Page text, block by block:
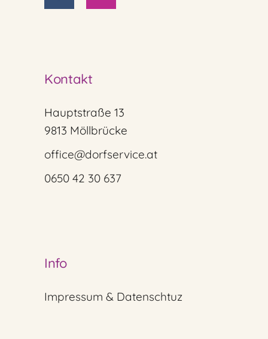
Kontakt
Hauptstraße 13
9813 Möllbrücke
office@dorfservice.at
0650 42 30 637
Info
Impressum & Datenschtuz